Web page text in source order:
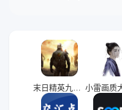
末日精英九游版